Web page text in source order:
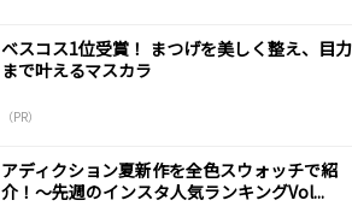
ベスコス1位受賞！ まつげを美しく整え、目力
まで叶えるマスカラ
（PR）
アディクション夏新作を全色スウォッチで紹
介！～先週のインスタ人気ランキングVol...